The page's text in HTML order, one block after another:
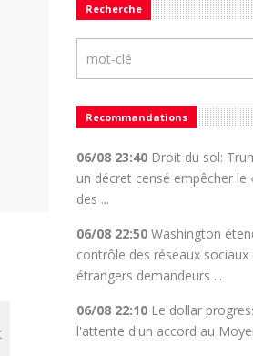
Recherche
Recommandations
06/08 23:40Droit du sol:
un décret censé empêcher le
des ...
06/08 22:50Washington
contrôle des réseaux sociaux
étrangers demandeurs ...
06/08 22:10Le dollar
l'attente d'un accord au